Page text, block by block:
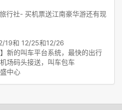
行社- 买机票送江南豪华游还有现
19和 12/25和12/26
新的叫车平台系统，最快的出行
场码头接送，叫车包车
中心